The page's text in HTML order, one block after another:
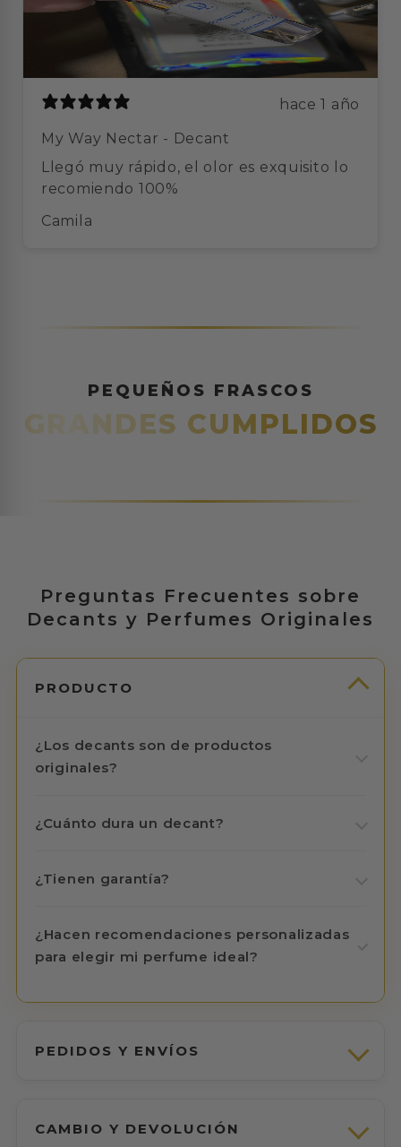
hace 1 año
My Way Nectar - Decant
Llegó muy rápido, el olor es exquisito lo
recomiendo 100%
Camila
PEQUEÑOS FRASCOS
GRANDES CUMPLIDOS
Preguntas Frecuentes sobre
Decants y Perfumes Originales
PRODUCTO
¿Los decants son de productos
originales?
¿Cuánto dura un decant?
¿Tienen garantía?
¿Hacen recomendaciones personalizadas
para elegir mi perfume ideal?
PEDIDOS Y ENVÍOS
CAMBIO Y DEVOLUCIÓN